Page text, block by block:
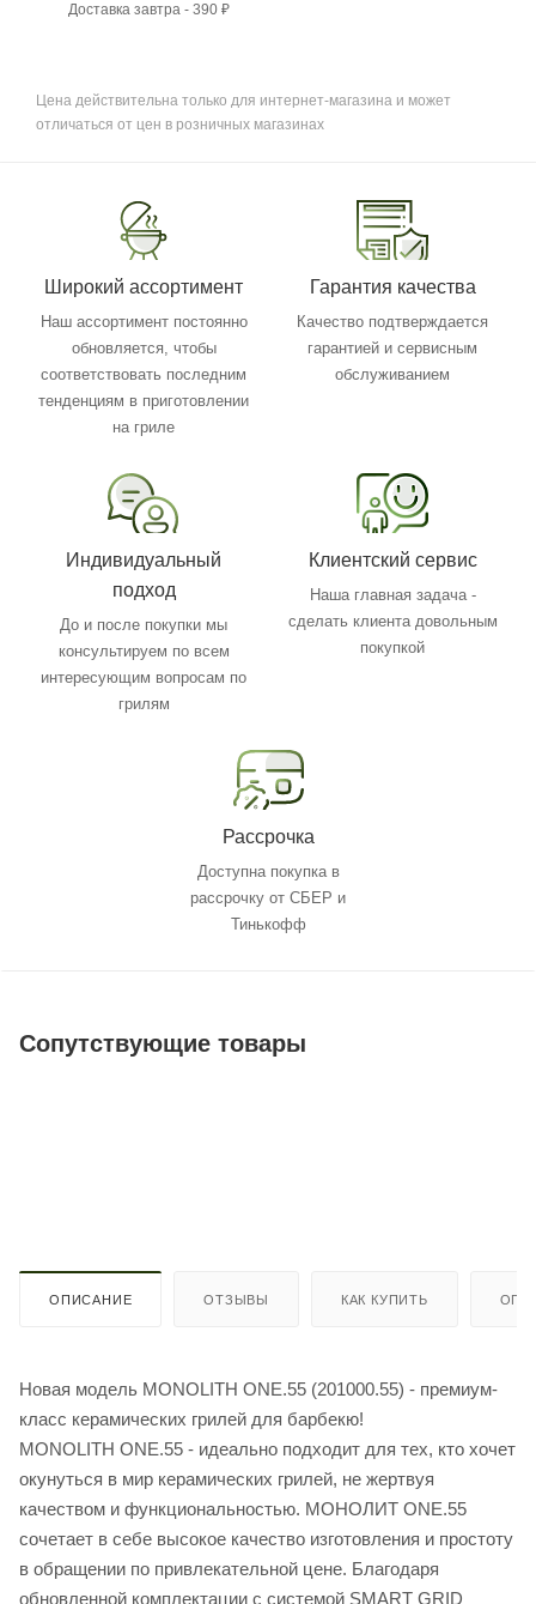
Доставка завтра - 390 ₽
Цена действительна только для интернет-магазина и может
отличаться от цен в розничных магазинах
Широкий ассортимент
Наш ассортимент постоянно
обновляется, чтобы
соответствовать последним
тенденциям в приготовлении
на гриле
Гарантия качества
Качество подтверждается
гарантией и сервисным
обслуживанием
Индивидуальный
подход
До и после покупки мы
консультируем по всем
интересующим вопросам по
грилям
Клиентский сервис
Наша главная задача -
сделать клиента довольным
покупкой
Рассрочка
Доступна покупка в
рассрочку от СБЕР и
Тинькофф
Сопутствующие товары
ОПИСАНИЕ ОТЗЫВЫ КАК КУПИТЬ
Новая модель MONOLITH ONE.55 (201000.55) - премиум-
класс керамических грилей для барбекю!
MONOLITH ONE.55 - идеально подходит для тех, кто хочет
окунуться в мир керамических грилей, не жертвуя
качеством и функциональностью. МОНОЛИТ ONE.55
сочетает в себе высокое качество изготовления и простоту
в обращении по привлекательной цене. Благодаря
обновленной комплектации с системой SMART GRID